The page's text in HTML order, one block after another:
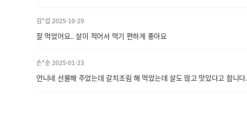
김*섭 2025-10-29
잘 먹었어요.. 살이 적어서 먹기 편하게 좋아요
손*순 2025-01-23
언니네 선물해 주었는데 갈치조림 해 먹었는데 살도 많고 맛있다고 합니